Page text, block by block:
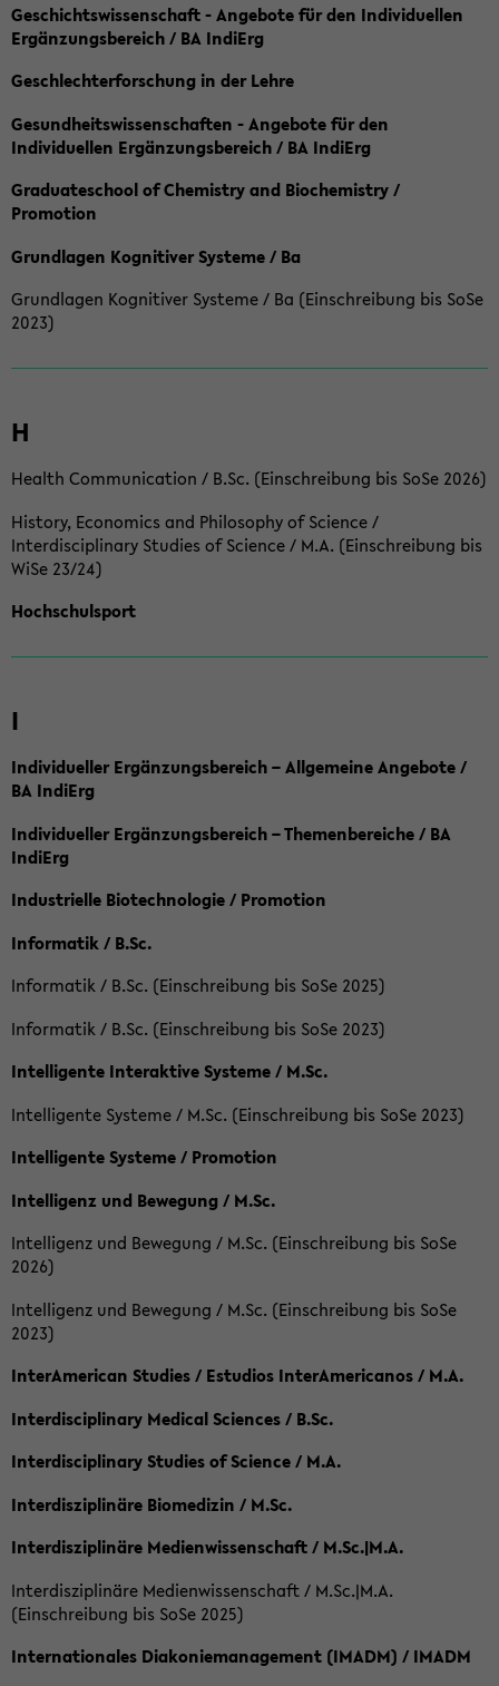
Geschichtswissenschaft - Angebote für den Individuellen
Ergänzungsbereich / BA IndiErg
Geschlechterforschung in der Lehre
Gesundheitswissenschaften - Angebote für den
Individuellen Ergänzungsbereich / BA IndiErg
Graduateschool of Chemistry and Biochemistry /
Promotion
Grundlagen Kognitiver Systeme / Ba
Grundlagen Kognitiver Systeme / Ba (Einschreibung bis SoSe
2023)
H
Health Communication / B.Sc. (Einschreibung bis SoSe 2026)
History, Economics and Philosophy of Science /
Interdisciplinary Studies of Science / M.A. (Einschreibung bis
WiSe 23/24)
Hochschulsport
I
Individueller Ergänzungsbereich – Allgemeine Angebote /
BA IndiErg
Individueller Ergänzungsbereich – Themenbereiche / BA
IndiErg
Industrielle Biotechnologie / Promotion
Informatik / B.Sc.
Informatik / B.Sc. (Einschreibung bis SoSe 2025)
Informatik / B.Sc. (Einschreibung bis SoSe 2023)
Intelligente Interaktive Systeme / M.Sc.
Intelligente Systeme / M.Sc. (Einschreibung bis SoSe 2023)
Intelligente Systeme / Promotion
Intelligenz und Bewegung / M.Sc.
Intelligenz und Bewegung / M.Sc. (Einschreibung bis SoSe
2026)
Intelligenz und Bewegung / M.Sc. (Einschreibung bis SoSe
2023)
InterAmerican Studies / Estudios InterAmericanos / M.A.
Interdisciplinary Medical Sciences / B.Sc.
Interdisciplinary Studies of Science / M.A.
Interdisziplinäre Biomedizin / M.Sc.
Interdisziplinäre Medienwissenschaft / M.Sc.|M.A.
Interdisziplinäre Medienwissenschaft / M.Sc.|M.A.
(Einschreibung bis SoSe 2025)
Internationales Diakoniemanagement (IMADM) / IMADM